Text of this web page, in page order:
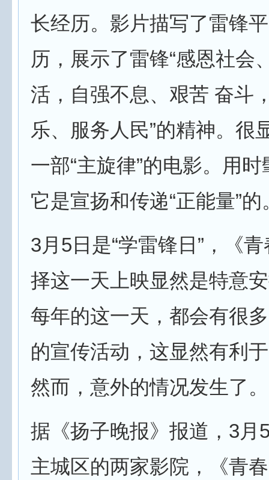
长经历。影片描写了雷锋
历，展示了雷锋“感恩社会
活，自强不息、艰苦 奋斗
乐、服务人民”的精神。很
一部“主旋律”的电影。用
它是宣扬和传递“正能量”的
3月5日是“学雷锋日”，《
择这一天上映显然是特意
每年的这一天，都会有很
的宣传活动，这显然有利
然而，意外的情况发生了。
据《扬子晚报》报道，3月
主城区的两家影院，《青